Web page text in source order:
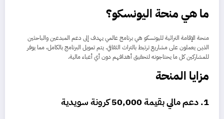
ما هي منحة اليونسكو؟
منحة الإقامة التراثية لليونسكو هي برنامج عالمي يهدف إلى دعم المبدعين والباحثين
الذين يعملون على مشاريع ترتبط بالتراث الثقافي. يتم تمويل البرنامج بالكامل، مما يوفر
للمشاركين كل ما يحتاجونه لتحقيق أهدافهم دون أي أعباء مالية.
مزايا المنحة
1. دعم مالي بقيمة 50,000 كرونة سويدية